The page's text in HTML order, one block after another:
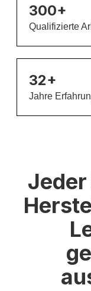
300+
Qualifizierte
32+
Jahre